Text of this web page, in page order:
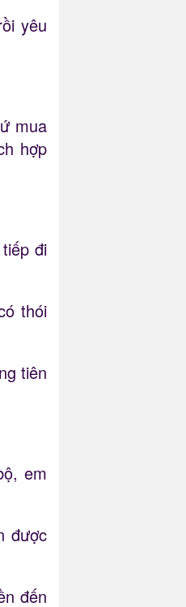
yêu
mua
hợp
đi
thói
tiên
em
được
đến